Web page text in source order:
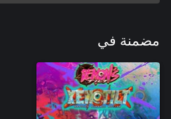
مضمنة في